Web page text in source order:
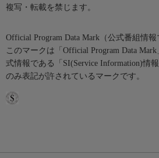
複写・転載を禁じます。
Official Program Data Mark（公式番組情報
このマークは「Official Program Data
式情報である「SI(Service Information)情
のみ表記が許されているマークです。